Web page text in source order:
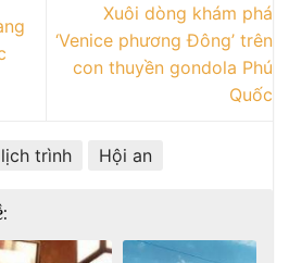
Xuôi dòng khám phá
‘Venice phương Đông’ trên
con thuyền gondola Phú
Quốc
trình Hội an